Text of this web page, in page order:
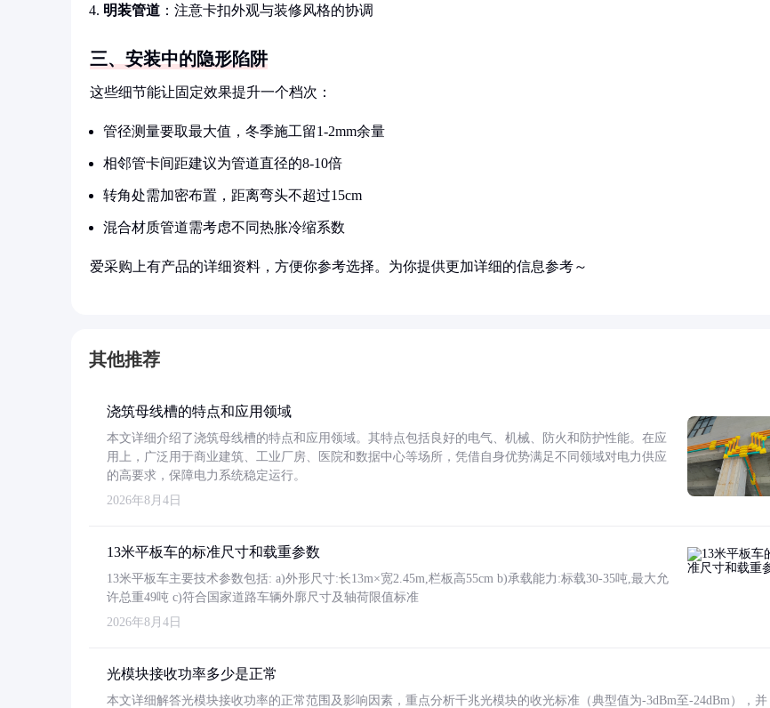
明装管道 ：注意卡扣外观与装修风格的协调
三、安装中的隐形陷阱
这些细节能让固定效果提升一个档次：
管径测量要取最大值，冬季施工留1-2mm余量
相邻管卡间距建议为管道直径的8-10倍
转角处需加密布置，距离弯头不超过15cm
混合材质管道需考虑不同热胀冷缩系数
爱采购上有产品的详细资料，方便你参考选择。为你提供更加详细的信息参考～
其他推荐
浇筑母线槽的特点和应用领域
本文详细介绍了浇筑母线槽的特点和应用领域。其特点包括良好的电气、机械、防火和防护性能。在应
用上，广泛用于商业建筑、工业厂房、医院和数据中心等场所，凭借自身优势满足不同领域对电力供应
的高要求，保障电力系统稳定运行。
2026年8月4日
13米平板车的标准尺寸和载重参数
13米平板车主要技术参数包括: a)外形尺寸:长13m×宽2.45m,栏板高55cm b)承载能力:标载30-35吨,最大允
许总重49吨 c)符合国家道路车辆外廓尺寸及轴荷限值标准
2026年8月4日
光模块接收功率多少是正常
本文详细解答光模块接收功率的正常范围及影响因素，重点分析千兆光模块的收光标准（典型值为-3dBm至-24dBm），并